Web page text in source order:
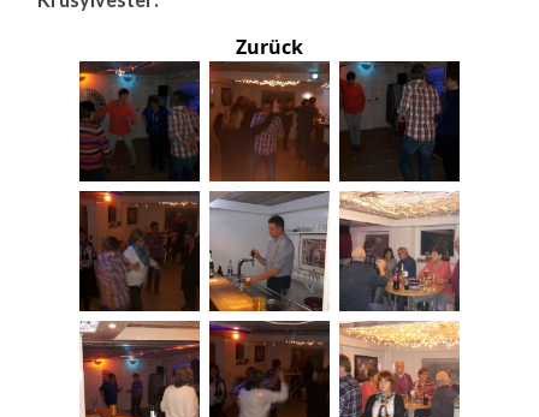
Zurück